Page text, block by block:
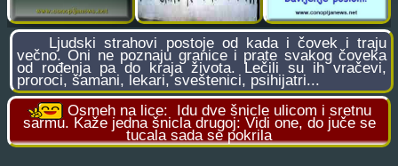
Ljudski strahovi postoje od kada i čovek i traju
večno. Oni ne poznaju granice i prate svakog čoveka
od rođenja pa do kraja života. Lečili su ih vračevi,
proroci, šamani, lekari, sveštenici, psihijatri...
Osmeh na lice: Idu dve šnicle ulicom i sretnu
sarmu. Kaže jedna šnicla drugoj: Vidi one, do juče se
tucala sada se pokrila